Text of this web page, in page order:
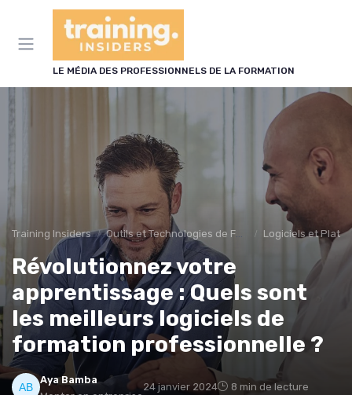
LE MÉDIA DES PROFESSIONNELS DE LA FORMATION
Training Insiders Outils et Technologies de Formation Logiciels et
Révolutionnez votre
apprentissage : Quels sont
les meilleurs logiciels de
formation professionnelle ?
Aya Bamba
24 janvier 2024 8 min de lecture
Panneau de gestion des cookies